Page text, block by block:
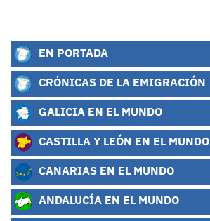
EN PORTADA
CRÓNICAS DE LA EMIGRACIÓN
GALICIA EN EL MUNDO
CASTILLA Y LEÓN EN EL MUNDO
CANARIAS EN EL MUNDO
ANDALUCÍA EN EL MUNDO